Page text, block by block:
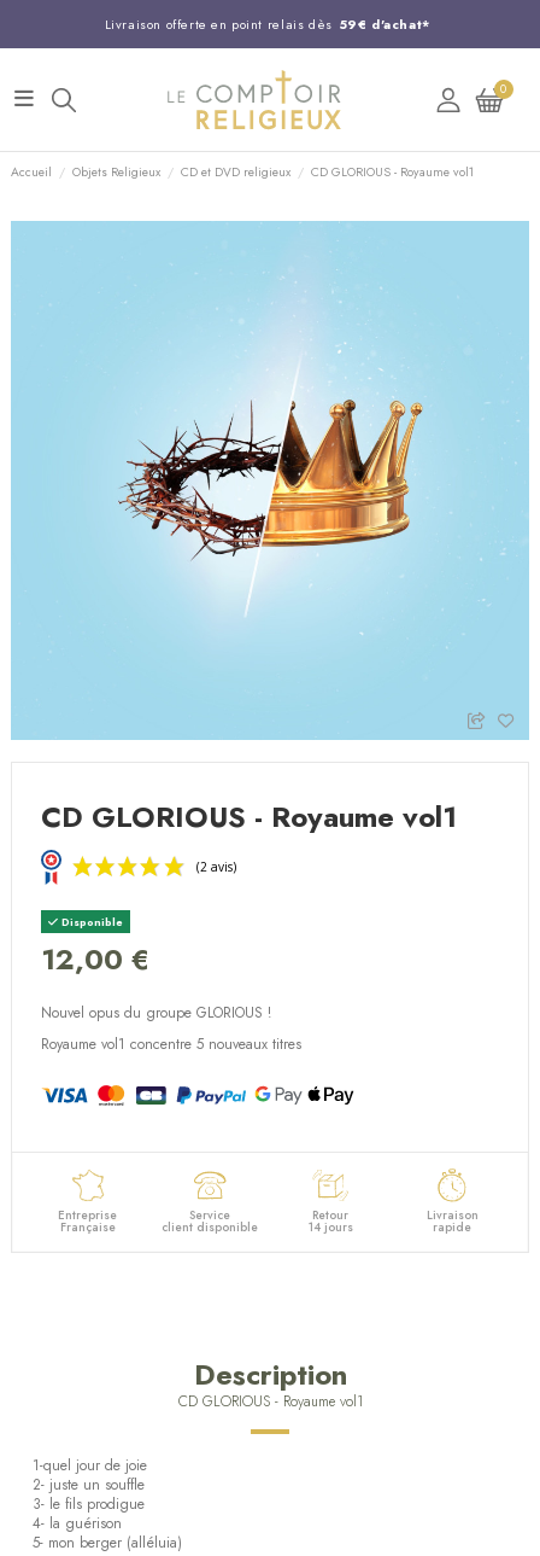
Livraison offerte en point relais dès 59€ d'achat*
Entreprise Française familiale
Support client disponible au 03 20 24 74 15
Commandez avant 14H, expédition le jour même !
0
Accueil Objets Religieux CD et DVD religieux CD GLORIOUS - Royaume vol1
CD GLORIOUS - Royaume vol1
(2 avis)
Disponible
12,00 €
Nouvel opus du groupe GLORIOUS !
Royaume vol1 concentre 5 nouveaux titres
Entreprise
Française
Service
client disponible
Retour
14 jours
Livraison
rapide
Description
CD GLORIOUS - Royaume vol1
1-quel jour de joie
2- juste un souffle
3- le fils prodigue
4- la guérison
5- mon berger (alléluia)